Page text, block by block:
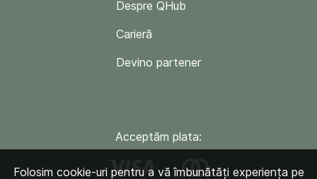
Despre QHub
Carieră
Devino partener
Acceptăm plata:
Folosim cookie-uri pentru a vă îmbunătăți experiența pe